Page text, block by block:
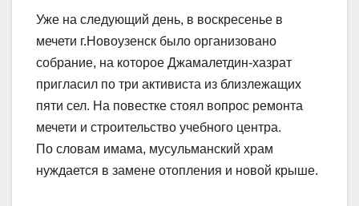
Уже на следующий день, в воскресенье в
мечети г.Новоузенск было организовано
собрание, на которое Джамалетдин-хазрат
пригласил по три активиста из близлежащих
пяти сел. На повестке стоял вопрос ремонта
мечети и строительство учебного центра.
По словам имама, мусульманский храм
нуждается в замене отопления и новой крыше.